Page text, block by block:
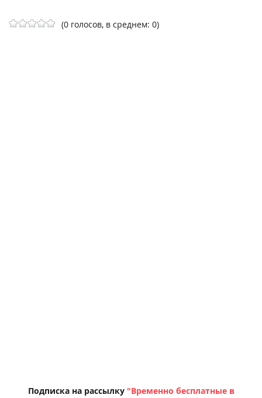
(0 голосов, в среднем: 0)
Подписка на рассылку "Временно бесплатные в